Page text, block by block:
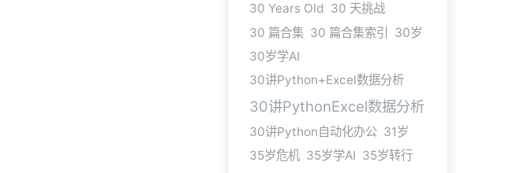
30 Years Old 30 天挑战
30 篇合集 30 篇合集索引
30岁
30岁学AI
30讲Python+Excel数据分析
30讲PythonExcel数据分析
30讲Python自动化办公 31岁
35岁危机 35岁学AI 35岁转行